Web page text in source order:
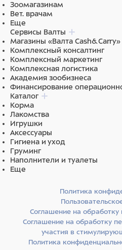
Зоомагазинам
Вет. врачам
Еще
Сервисы Валты
Магазины «Валта Cash&Carry»
Комплексный консалтинг
Комплексный маркетинг
Комплексная логистика
Академия зообизнеса
Финансирование
Каталог
Корма
Лакомства
Игрушки
Аксессуары
Гигиена и уход
Груминг
Наполнители и туалеты
Еще
Политика
Соглашение на
Соглашение на обработку
участия в
Политика